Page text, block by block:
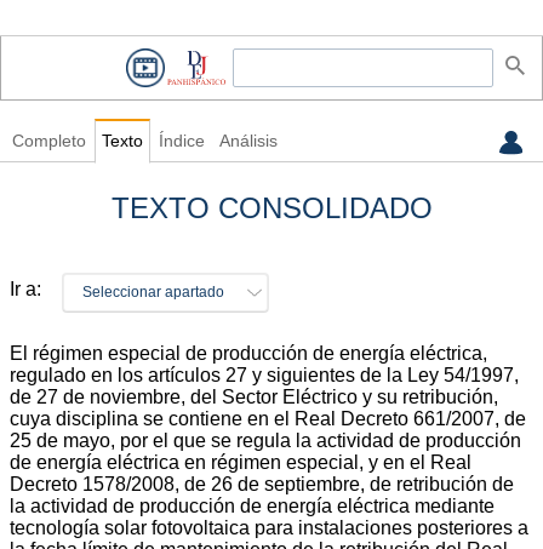
Completo Texto Índice Análisis
TEXTO CONSOLIDADO
Ir a: Seleccionar apartado
El régimen especial de producción de energía eléctrica,
regulado en los artículos 27 y siguientes de la Ley 54/1997,
de 27 de noviembre, del Sector Eléctrico y su retribución,
cuya disciplina se contiene en el Real Decreto 661/2007, de
25 de mayo, por el que se regula la actividad de producción
de energía eléctrica en régimen especial, y en el Real
Decreto 1578/2008, de 26 de septiembre, de retribución de
la actividad de producción de energía eléctrica mediante
tecnología solar fotovoltaica para instalaciones posteriores a